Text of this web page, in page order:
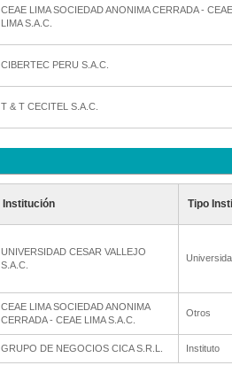
CEAE LIMA SOCIEDAD ANONIMA CERRADA - CEAE
LIMA S.A.C.
CIBERTEC PERU S.A.C.
T & T CECITEL S.A.C.
Institución Tipo
UNIVERSIDAD CESAR VALLEJO
S.A.C.
CEAE LIMA SOCIEDAD ANONIMA
CERRADA - CEAE LIMA S.A.C.
Otros
GRUPO DE NEGOCIOS CICA S.R.L. Instituto